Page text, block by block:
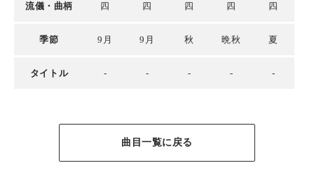
流儀・曲柄 四 四 四 四 四
季節 9月 9月 秋 晩秋 夏
タイトル - - - - -
曲目一覧に戻る